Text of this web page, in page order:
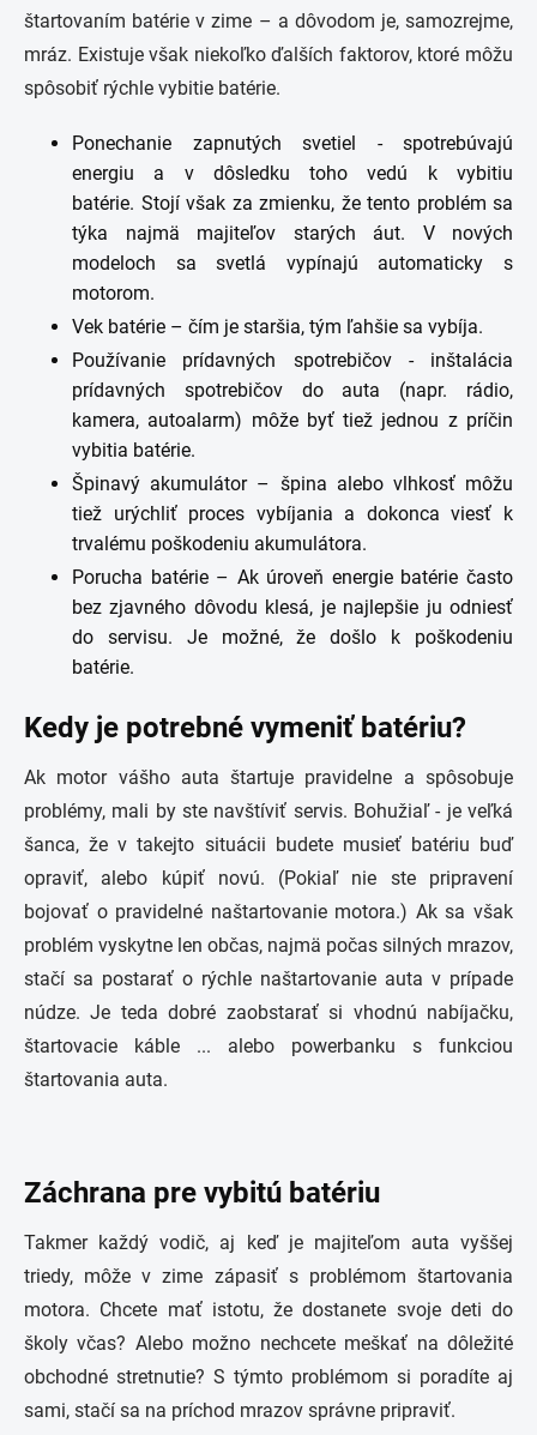
štartovaním batérie v zime – a dôvodom je, samozrejme,
mráz. Existuje však niekoľko ďalších faktorov, ktoré môžu
spôsobiť rýchle vybitie batérie.
Ponechanie zapnutých svetiel - spotrebúvajú
energiu a v dôsledku toho vedú k vybitiu
batérie. Stojí však za zmienku, že tento problém sa
týka najmä majiteľov starých áut. V nových
modeloch sa svetlá vypínajú automaticky s
motorom.
Vek batérie – čím je staršia, tým ľahšie sa vybíja.
Používanie prídavných spotrebičov - inštalácia
prídavných spotrebičov do auta (napr. rádio,
kamera, autoalarm) môže byť tiež jednou z príčin
vybitia batérie.
Špinavý akumulátor – špina alebo vlhkosť môžu
tiež urýchliť proces vybíjania a dokonca viesť k
trvalému poškodeniu akumulátora.
Porucha batérie – Ak úroveň energie batérie často
bez zjavného dôvodu klesá, je najlepšie ju odniesť
do servisu. Je možné, že došlo k poškodeniu
batérie.
Kedy je potrebné vymeniť batériu?
Ak motor vášho auta štartuje pravidelne a spôsobuje
problémy, mali by ste navštíviť servis. Bohužiaľ - je veľká
šanca, že v takejto situácii budete musieť batériu buď
opraviť, alebo kúpiť novú. (Pokiaľ nie ste pripravení
bojovať o pravidelné naštartovanie motora.) Ak sa však
problém vyskytne len občas, najmä počas silných mrazov,
stačí sa postarať o rýchle naštartovanie auta v prípade
núdze. Je teda dobré zaobstarať si vhodnú nabíjačku,
štartovacie káble ... alebo powerbanku s funkciou
štartovania auta.
Záchrana pre vybitú batériu
Takmer každý vodič, aj keď je majiteľom auta vyššej
triedy, môže v zime zápasiť s problémom štartovania
motora. Chcete mať istotu, že dostanete svoje deti do
školy včas? Alebo možno nechcete meškať na dôležité
obchodné stretnutie? S týmto problémom si poradíte aj
sami, stačí sa na príchod mrazov správne pripraviť.